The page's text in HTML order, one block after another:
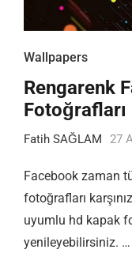
Wallpapers
Rengarenk
Fotoğrafları
Fatih SAĞLAM 27
Facebook zaman
fotoğrafları
uyumlu hd kapak
yenileyebilirsiniz. …